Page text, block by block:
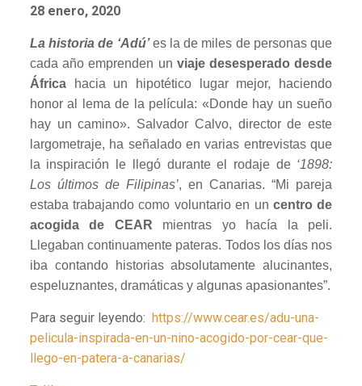
28 enero, 2020
La historia de ‘Adú’es la de miles de personas que
cada año emprenden un viaje desesperado desde
Áfricahacia un hipotético lugar mejor, haciendo
honor al lema de la película: «Donde hay un sueño
hay un camino». Salvador Calvo, director de este
largometraje, ha señalado en varias entrevistas que
la inspiración le llegó durante el rodaje de ‘1898:
Los últimos de Filipinas’, en Canarias. “Mi pareja
estaba trabajando como voluntario en un centro de
acogida de CEAR mientras yo hacía la peli.
Llegaban continuamente pateras. Todos los días nos
iba contando historias absolutamente alucinantes,
espeluznantes, dramáticas y algunas apasionantes”.
Para seguir leyendo: https://www.cear.es/adu-una-
pelicula-inspirada-en-un-nino-acogido-por-cear-que-
llego-en-patera-a-canarias/